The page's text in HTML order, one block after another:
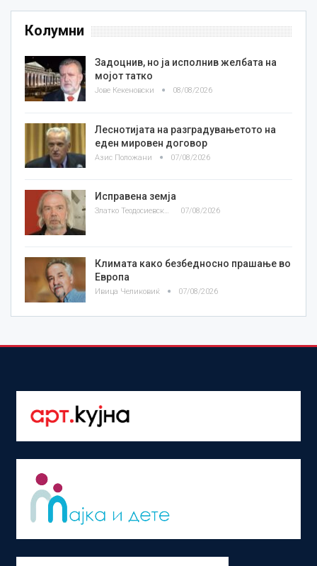
Колумни
Задоцнив, но ја исполнив желбата на
мојот татко
Јове Кекеновски 08/08/2026
Леснотијата на разградувањетото на
еден мировен договор
Азис Положани 07/08/2026
Исправена земја
Златко Теодосиевски 07/08/2026
Климата како безбедносно прашање во
Европа
Ивица Челиковиќ 07/08/2026